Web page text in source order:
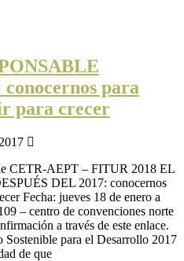
para
para crecer
CETR-AEPT – FITUR 2018 EL
DEL 2017: conocernos
Fecha: jueves 18 de enero a
– centro de convenciones norte
a través de este enlace.
para el Desarrollo 2017
de que